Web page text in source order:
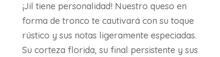
¡Jil tiene personalidad! Nuestro queso en
forma de tronco te cautivará con su toque
rústico y sus notas ligeramente especiadas.
Su corteza florida, su final persistente y sus